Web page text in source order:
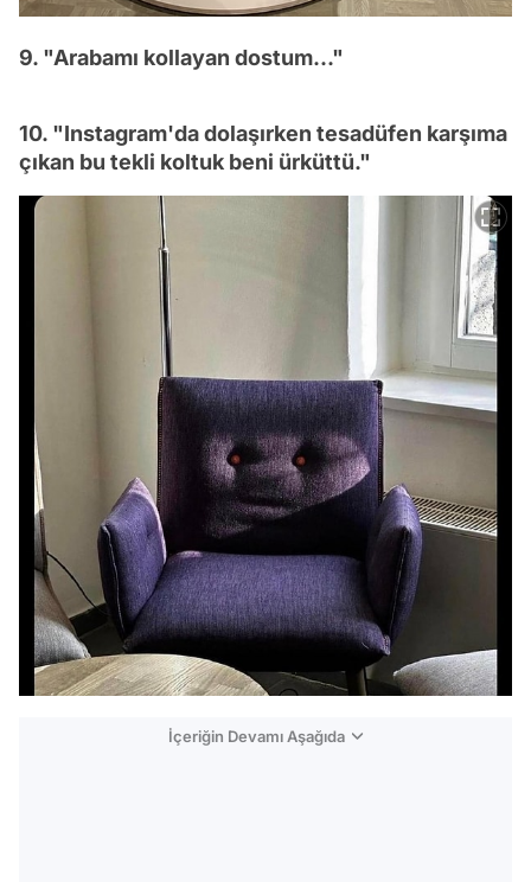
9. "Arabamı kollayan dostum..."
10. "Instagram'da dolaşırken tesadüfen karşıma
çıkan bu tekli koltuk beni ürküttü."
İçeriğin Devamı Aşağıda